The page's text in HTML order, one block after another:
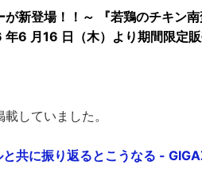
新登場！！～ 『若鶏のチキン
6 月16 日（木）より期間限定
していました。
共に振り返るとこうなる -